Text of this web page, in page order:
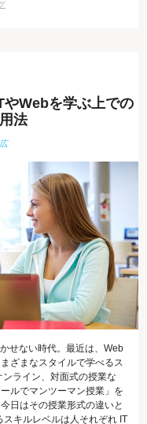
やWebを学ぶ上での
法
せない時代。最近は、Web
ざまなスタイルで学べるス
ライン、対面式の授業な
ルでマンツーマン授業」を
日はその授業形式の違いと
キルレベルは人それぞれ IT